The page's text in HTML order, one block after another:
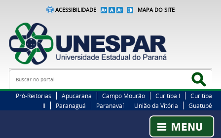
ACESSIBILIDADE MAPA DO SITE
Busca
Pró-Reitorias Apucarana Campo Mourão Curitiba I
Curitiba
II
Paranaguá Paranavaí União da Vitória Guatupê